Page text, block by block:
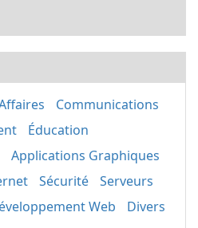
Communications
Éducation
Applications Graphiques
Sécurité
Serveurs
Web Divers